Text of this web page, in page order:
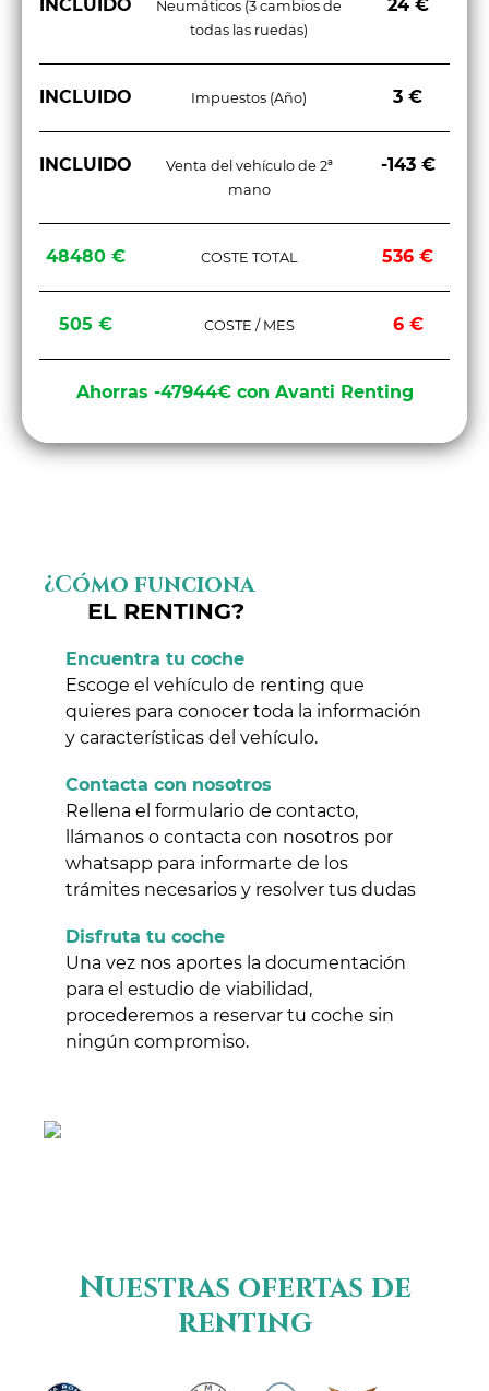
INCLUIDO
Neumáticos (3 cambios de
todas las ruedas)
24 €
INCLUIDO Impuestos (Año) 3 €
INCLUIDO
Venta del vehículo de 2ª
mano
-143 €
48480 € COSTE TOTAL 536 €
505 € COSTE / MES 6 €
Ahorras -47944€ con Avanti Renting
¿Cómo funciona
EL RENTING?
Encuentra tu coche
Escoge el vehículo de renting que
quieres para conocer toda la información
y características del vehículo.
Contacta con nosotros
Rellena el formulario de contacto,
llámanos o contacta con nosotros por
whatsapp para informarte de los
trámites necesarios y resolver tus dudas
Disfruta tu coche
Una vez nos aportes la documentación
para el estudio de viabilidad,
procederemos a reservar tu coche sin
ningún compromiso.
Nuestras ofertas de
renting